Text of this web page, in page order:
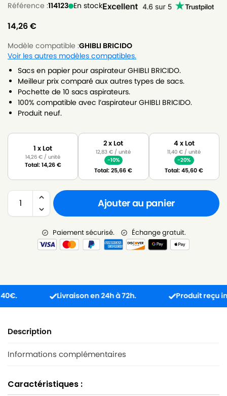
Référence :114123 En stock
14,26€
Modèle compatible :GHIBLI BRICIDO
Voir les autres modèles compatibles.
Sacs en papier pour aspirateur GHIBLI BRICIDO.
Meilleur prix comparé aux autres types de sacs.
Pochette de 10 sacs aspirateurs.
100% compatible avec l’aspirateur GHIBLI BRICIDO.
Produit neuf.
1 x Lot
14,26€ / unité
Total:14,26€
2 x Lot
12,83€ / unité
-10%
Total:25,66€
4 x Lot
11,40€ / unité
-20%
Total:45,60€
Ajouter au panier
Paiement sécurisé. Échange gratuit.
Livraison en 24h à 72h. Produit reçu
Description
Informations complémentaires
Caractéristiques :